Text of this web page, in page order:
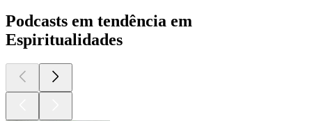
Podcasts em tendência em
Espiritualidades